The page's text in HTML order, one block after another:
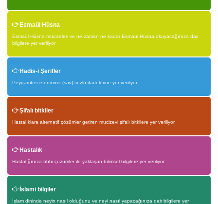
Esmaül Hüsna
Esmaül Hüsna mücizeleri ve ne zaman ne kadar Esmaül Hüsna okuyacağınıza dair
bilgilere yer veriliyor
Hadis-i Şerifler
Peygamber efendimiz (sav) sözlü ifadelerine yer veriliyor
Şifalı bitkiler
Hastalıklara alternatif çözümler getiren mucizevi şifalı bitkilere yer veriliyor
Hastalık
Hastalığınıza tıbbi çözümler ile yaklaşan bilimsel bilgilere yer veriliyor
İslami bilgiler
İslam dininde neyin nasıl olduğunu ve neyi nasıl yapacağınıza dair bilgilere yer